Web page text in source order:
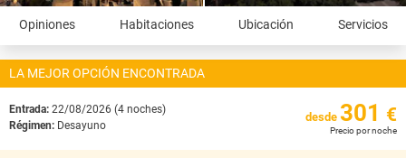
Opiniones Habitaciones Ubicación Servicios
LA MEJOR OPCIÓN ENCONTRADA
Entrada: 22/08/2026 (4 noches)
Régimen: Desayuno
desde 301 €
Precio por noche